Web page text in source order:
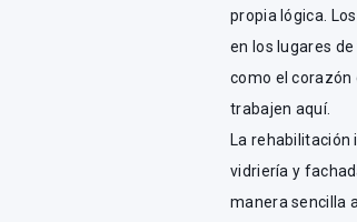
propia lógica.
en los lugares
como el corazón
trabajen aquí.
La
vidriería y
manera sencilla